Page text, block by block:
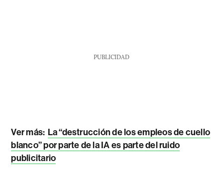
PUBLICIDAD
Ver más: La “destrucción de los empleos de cuello
blanco” por parte de la IA es parte del ruido
publicitario